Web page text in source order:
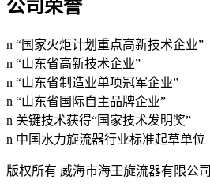
公司荣誉
n “国家火炬计划重点高新技术企业”
n “山东省高新技术企业”
n “山东省制造业单项冠军企业”
n “山东省国际自主品牌企业”
n 关键技术获得“国家技术发明奖”
n 中国水力旋流器行业标准起草单位
版权所有 威海市海王旋流器有限公司